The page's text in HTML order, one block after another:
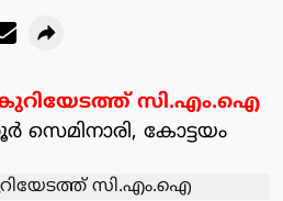
സി.എം.ഐ
സെമിനാരി, കോട്ടയം